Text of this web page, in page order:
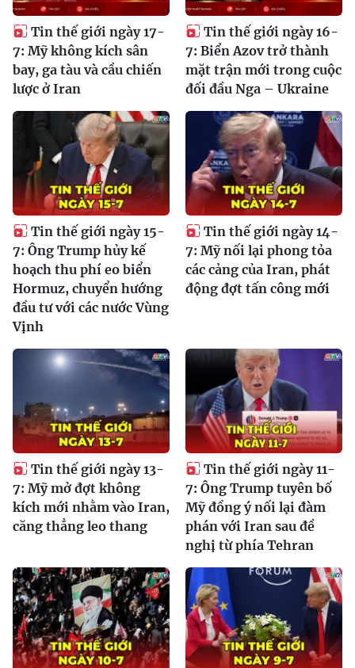
Tin thế giới ngày 17-
7: Mỹ không kích sân
bay, ga tàu và cầu chiến
lược ở Iran
Tin thế giới ngày 16-
7: Biển Azov trở thành
mặt trận mới trong cuộc
đối đầu Nga – Ukraine
Tin thế giới ngày 15-
7: Ông Trump hủy kế
hoạch thu phí eo biển
Hormuz, chuyển hướng
đầu tư với các nước Vùng
Vịnh
Tin thế giới ngày 14-
7: Mỹ nối lại phong tỏa
các cảng của Iran, phát
động đợt tấn công mới
Tin thế giới ngày 13-
7: Mỹ mở đợt không
kích mới nhằm vào Iran,
căng thẳng leo thang
Tin thế giới ngày 11-
7: Ông Trump tuyên bố
Mỹ đồng ý nối lại đàm
phán với Iran sau đề
nghị từ phía Tehran